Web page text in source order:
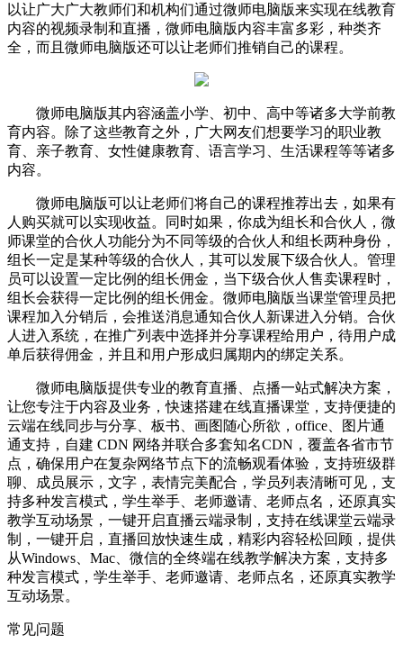
以让广大广大教师们和机构们通过微师电脑版来实现在线教育
内容的视频录制和直播，微师电脑版内容丰富多彩，种类齐
全，而且微师电脑版还可以让老师们推销自己的课程。
微师电脑版其内容涵盖小学、初中、高中等诸多大学前教
育内容。除了这些教育之外，广大网友们想要学习的职业教
育、亲子教育、女性健康教育、语言学习、生活课程等等诸多
内容。
微师电脑版可以让老师们将自己的课程推荐出去，如果有
人购买就可以实现收益。同时如果，你成为组长和合伙人，微
师课堂的合伙人功能分为不同等级的合伙人和组长两种身份，
组长一定是某种等级的合伙人，其可以发展下级合伙人。管理
员可以设置一定比例的组长佣金，当下级合伙人售卖课程时，
组长会获得一定比例的组长佣金。微师电脑版当课堂管理员把
课程加入分销后，会推送消息通知合伙人新课进入分销。合伙
人进入系统，在推广列表中选择并分享课程给用户，待用户成
单后获得佣金，并且和用户形成归属期内的绑定关系。
微师电脑版提供专业的教育直播、点播一站式解决方案，
让您专注于内容及业务，快速搭建在线直播课堂，支持便捷的
云端在线同步与分享、板书、画图随心所欲，office、图片通
通支持，自建 CDN 网络并联合多套知名CDN，覆盖各省市节
点，确保用户在复杂网络节点下的流畅观看体验，支持班级群
聊、成员展示，文字，表情完美配合，学员列表清晰可见，支
持多种发言模式，学生举手、老师邀请、老师点名，还原真实
教学互动场景，一键开启直播云端录制，支持在线课堂云端录
制，一键开启，直播回放快速生成，精彩内容轻松回顾，提供
从Windows、Mac、微信的全终端在线教学解决方案，支持多
种发言模式，学生举手、老师邀请、老师点名，还原真实教学
互动场景。
常见问题